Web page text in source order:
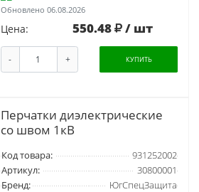
Обновлено 06.08.2026
Цена: 550.48 / шт
- + КУПИТЬ
Перчатки диэлектрические
со швом 1кВ
Код товара:
931252002
Артикул:
30800001
Бренд:
ЮгСпецЗащита